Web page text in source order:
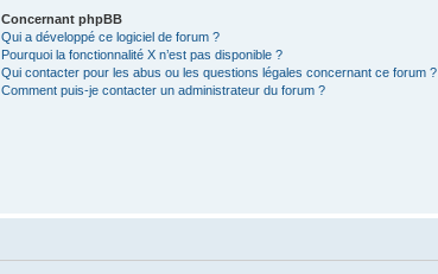
Concernant phpBB
Qui a développé ce logiciel de forum ?
Pourquoi la fonctionnalité X n’est pas disponible ?
Qui contacter pour les abus ou les questions légales concernant ce forum ?
Comment puis-je contacter un administrateur du forum ?